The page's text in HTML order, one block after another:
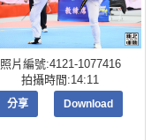
照片編號:4121-1077416
拍攝時間:14:11
分享 Download